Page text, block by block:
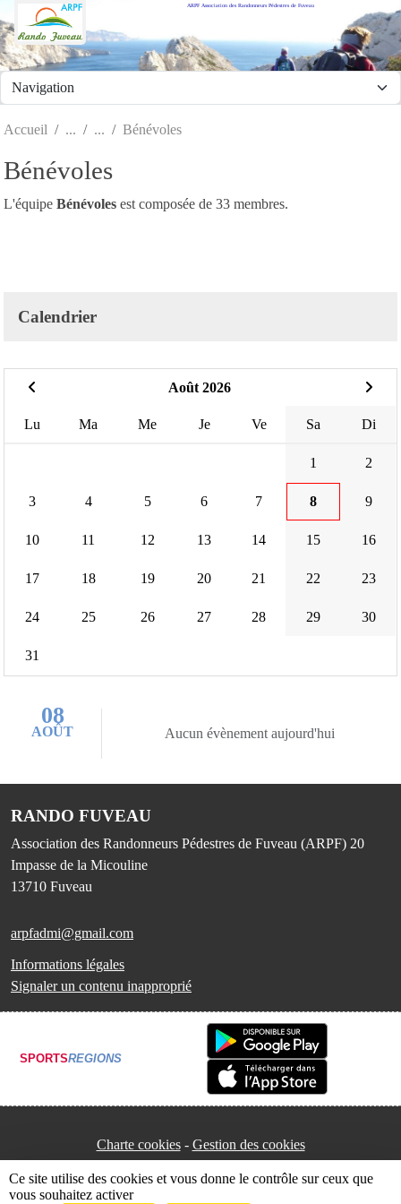
ARPF Association des Randonneurs Pédestres de Fuveau
Accueil Bénévoles
Bénévoles
L'équipe Bénévoles est composée de 33 membres.
Calendrier
Août 2026
Lu Ma Me Je Ve Sa Di
1 2
3 4 5 6 7 8 9
10 11 12 13 14 15 16
17 18 19 20 21 22 23
24 25 26 27 28 29 30
31
08
AOÛT Aucun évènement aujourd'hui
RANDO FUVEAU
Association des Randonneurs Pédestres de Fuveau (ARPF) 20
Impasse de la Micouline
13710 Fuveau
arpfadmi@gmail.com
Informations légales
Signaler un contenu inapproprié
SPORTSREGIONS
Charte cookies Gestion des cookies
Panneau de gestion des cookies
Ce site utilise des cookies et vous donne le contrôle sur ceux que
vous souhaitez activer